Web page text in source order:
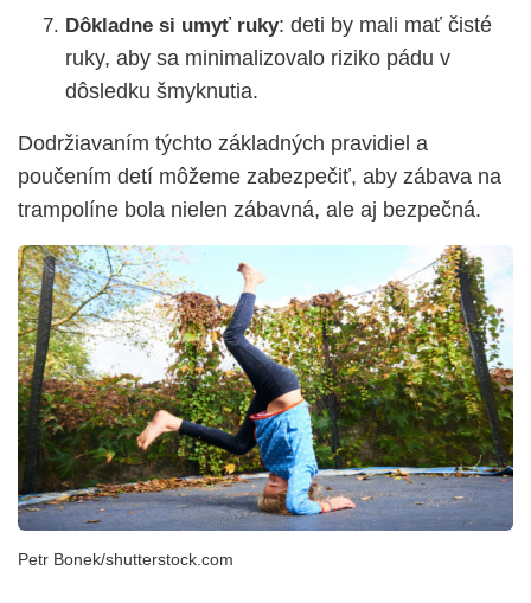
Dôkladne si umyť ruky: deti by mali mať čisté
ruky, aby sa minimalizovalo riziko pádu v
dôsledku šmyknutia.
Dodržiavaním týchto základných pravidiel a
poučením detí môžeme zabezpečiť, aby zábava na
trampolíne bola nielen zábavná, ale aj bezpečná.
Petr Bonek/shutterstock.com